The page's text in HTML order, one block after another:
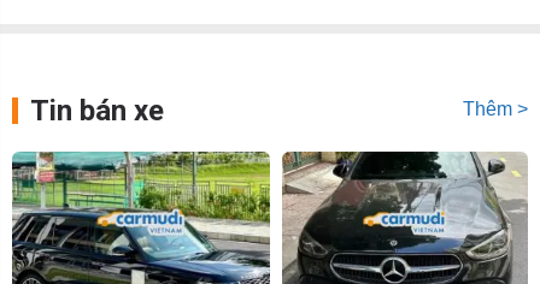
Tin bán xe Thêm >